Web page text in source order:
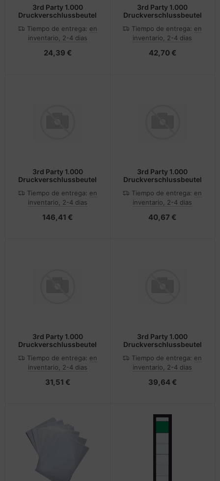
3rd Party 1.000
Druckverschlussbeutel
Tiempo de entrega: en
inventario, 2-4 dias
24,39 €
3rd Party 1.000
Druckverschlussbeutel
Tiempo de entrega: en
inventario, 2-4 dias
42,70 €
3rd Party 1.000
Druckverschlussbeutel
Tiempo de entrega: en
inventario, 2-4 dias
146,41 €
3rd Party 1.000
Druckverschlussbeutel
Tiempo de entrega: en
inventario, 2-4 dias
40,67 €
3rd Party 1.000
Druckverschlussbeutel
Tiempo de entrega: en
inventario, 2-4 dias
31,51 €
3rd Party 1.000
Druckverschlussbeutel
Tiempo de entrega: en
inventario, 2-4 dias
39,64 €